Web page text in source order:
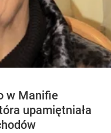
w Manifie
upamiętniała